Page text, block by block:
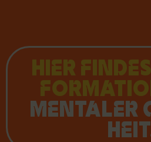
HIER
MEN­TALER